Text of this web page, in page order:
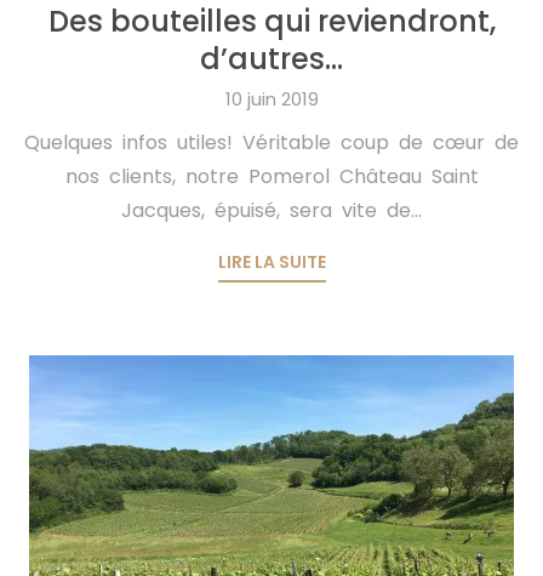
Des bouteilles qui reviendront,
d’autres…
10 juin 2019
Quelques infos utiles! Véritable coup de cœur de
nos clients, notre Pomerol Château Saint
Jacques, épuisé, sera vite de...
LIRE LA SUITE